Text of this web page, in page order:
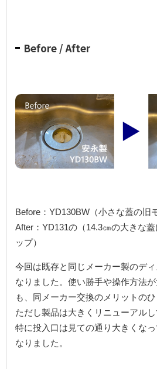
Before / After
Before：YD130BW（小さな蓋の旧
After：YD131の（14.3㎝の大きな
ップ）
今回は既存と同じメーカー製のデ
なりました。使い勝手や操作方法
も、同メーカー交換のメリットのひ
ただし製品は大きくリニューアルし
特に投入口は見ての通り大きくな
なりました。